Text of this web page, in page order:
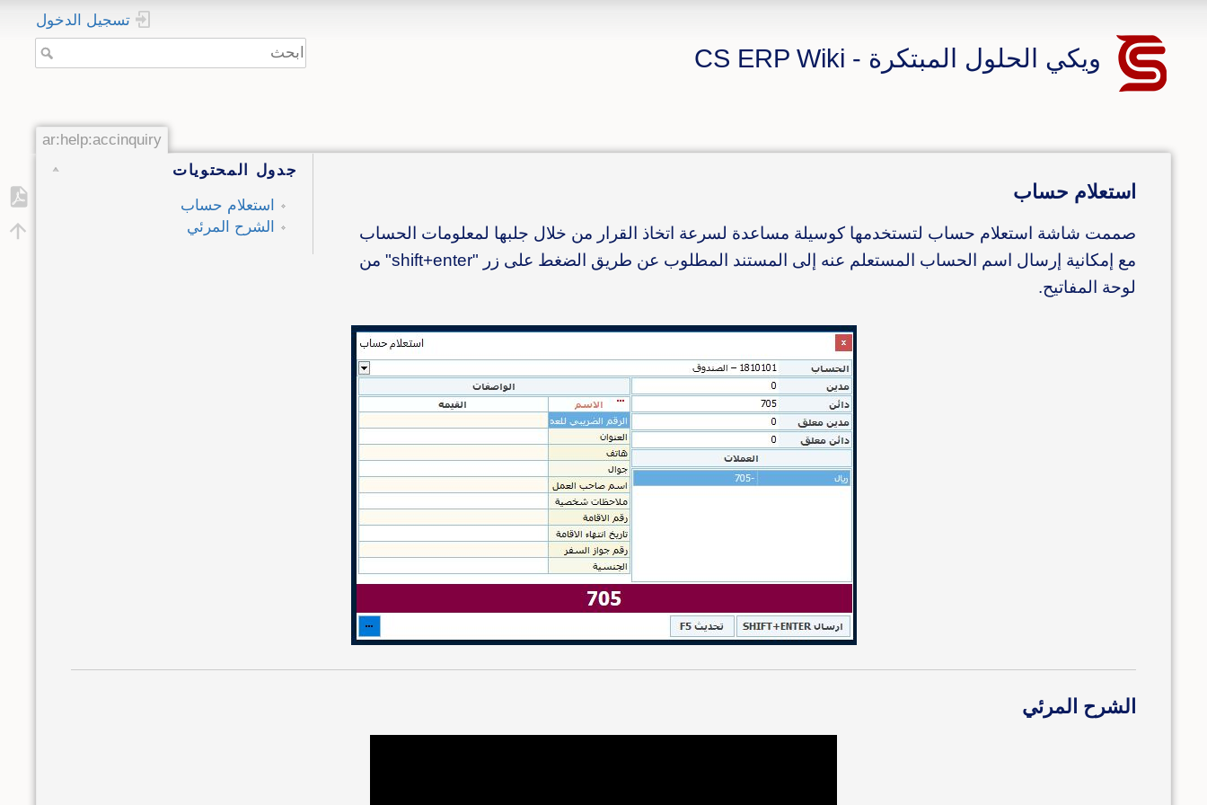
ويكي الحلول المبتكرة - CS ERP Wiki
تسجيل الدخول
ar:help:accinquiry
جدول المحتويات
استعلام حساب
الشرح المرئي
استعلام حساب
صممت شاشة استعلام حساب لتستخدمها كوسيلة مساعدة لسرعة اتخاذ القرار من خلال جلبها لمعلومات الحساب
مع إمكانية إرسال اسم الحساب المستعلم عنه إلى المستند المطلوب عن طريق الضغط على زر "shift+enter" من
لوحة المفاتيح.
الشرح المرئي